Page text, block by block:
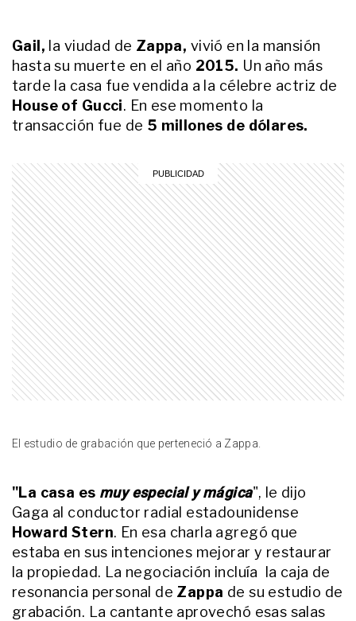
Gail, la viudad de Zappa, vivió en la mansión
hasta su muerte en el año 2015. Un año más
tarde la casa fue vendida a la célebre actriz de
House of Gucci. En ese momento la
transacción fue de 5 millones de dólares.
El estudio de grabación que perteneció a Zappa.
"La casa es muy especial y mágica", le dijo
Gaga al conductor radial estadounidense
Howard Stern. En esa charla agregó que
estaba en sus intenciones mejorar y restaurar
la propiedad. La negociación incluía la caja de
resonancia personal de Zappa de su estudio de
grabación. La cantante aprovechó esas salas
Natalie Pérez abre las puertas de
su "Casa" y de su corazón:
“Transformé una crisis de los 40
en mi disco más íntimo”
ENTRETENIMIENTO
La picante burla de Moria Casán a
Argentina sobre Inglaterra
LIFESTYLE
Así es "La Fortaleza": la
imponente mansión blindada de
Lionel Messi en Funes donde se
refugia tras el Mundial
LIFESTYLE
Entre el brutalismo y la calidez: así
es la increíble casa de Darío
Barassi
ENTRETENIMIENTO
Así es la imponente mansión de
de colección
La Mona Jiménez y la historia
detrás de cómo Lionel Messi lo
ayudó a superar una frustración
histórica: "Al verlo, pasó algo
increíble"
ENTRETENIMIENTO
A casi 3 años de la detención de
Aníbal Lotocki, qué es de la vida de
su esposa Majo Favarón: "Estoy